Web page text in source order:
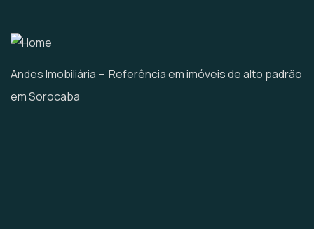
Andes Imobiliária – Referência em imóveis de alto padrão
em Sorocaba